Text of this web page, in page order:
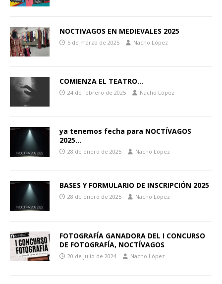
NOCTIVAGOS EN MEDIEVALES 2025
5 de marzo de 2025 Nacho López
COMIENZA EL TEATRO…
24 de febrero de 2025 Nacho López
ya tenemos fecha para NOCTÍVAGOS
2025…
28 de enero de 2025 Nacho López
BASES Y FORMULARIO DE INSCRIPCIÓN 2025
28 de enero de 2025 Nacho López
FOTOGRAFÍA GANADORA DEL I CONCURSO
DE FOTOGRAFÍA, NOCTÍVAGOS
20 de julio de 2024 Nacho López